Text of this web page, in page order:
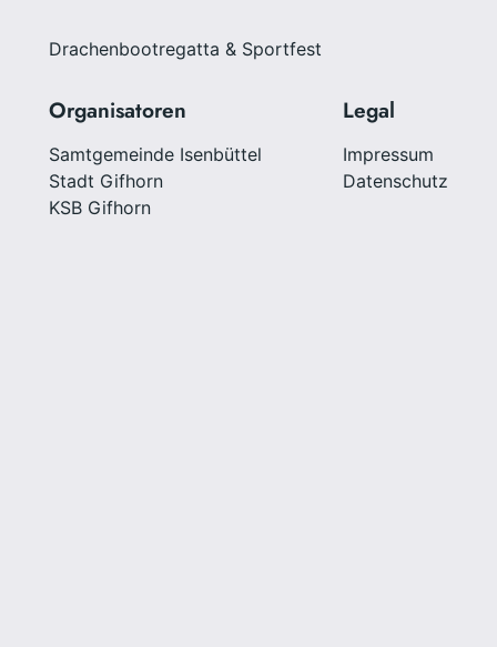
Drachenbootregatta & Sportfest
Organisatoren
Samtgemeinde Isenbüttel
Stadt Gifhorn
KSB Gifhorn
Legal
Impressum
Datenschutz